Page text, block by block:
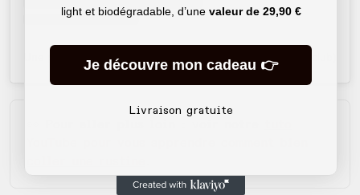
Une publication partagée par Recto Verso (@rectoverso.club)
light et biodégradable, d’une valeur de 29,90 €
Je découvre mon cadeau 👉
Livraison gratuite